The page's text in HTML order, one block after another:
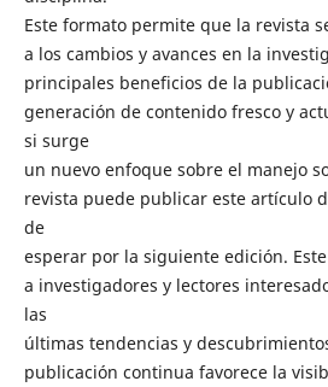
Este formato permite que la revista
a los cambios y avances en la
principales beneficios de la
generación de contenido fresco y
si surge
un nuevo enfoque sobre el manejo
revista puede publicar este artículo
de
esperar por la siguiente edición.
a investigadores y lectores
las
últimas tendencias y
publicación continua favorece la